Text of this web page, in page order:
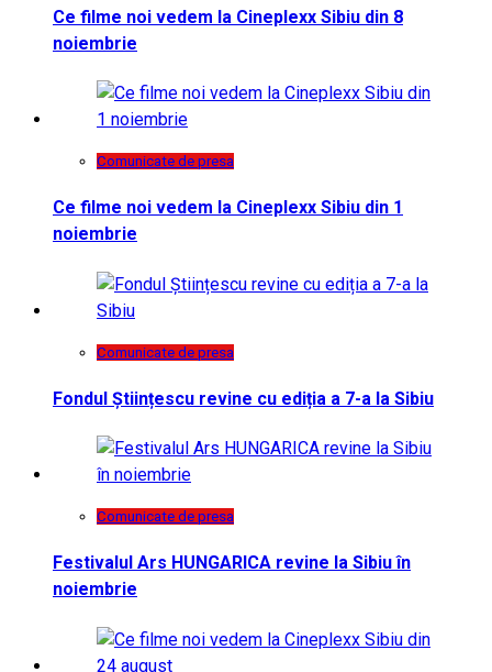
Ce filme noi vedem la Cineplexx Sibiu din 8
noiembrie
Comunicate de presa
Ce filme noi vedem la Cineplexx Sibiu din 1
noiembrie
Comunicate de presa
Fondul Științescu revine cu ediția a 7-a la Sibiu
Comunicate de presa
Festivalul Ars HUNGARICA revine la Sibiu în
noiembrie